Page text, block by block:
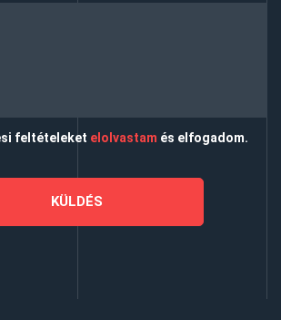
feltételeket elolvastam és elfogadom.